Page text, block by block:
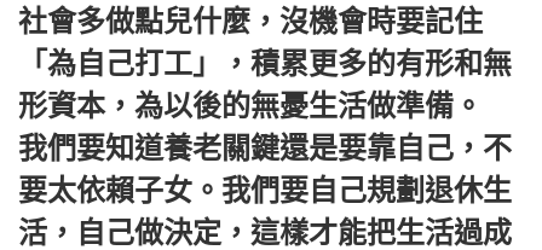
社會多做點兒什麼，沒機會時要記住
「為自己打工」，積累更多的有形和無
形資本，為以後的無憂生活做準備。
我們要知道養老關鍵還是要靠自己，不
要太依賴子女。我們要自己規劃退休生
活，自己做決定，這樣才能把生活過成